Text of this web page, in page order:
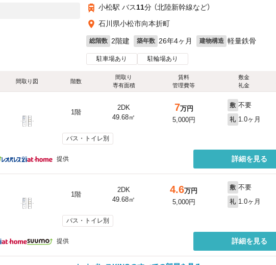
小松駅 バス11分 （北陸新幹線など）
石川県小松市向本折町
総階数 2階建 築年数 26年4ヶ月 建物構造 軽量鉄骨
駐車場あり 駐輪場あり
間取り図 階数
間取り
専有面積
賃料
管理費等
敷金
礼金
1階
2DK
49.68㎡
7万円
5,000円
敷 不要
礼 1.0ヶ月
バス・トイレ別
提供 詳細を見る
1階
2DK
49.68㎡
4.6万円
5,000円
敷 不要
礼 1.0ヶ月
バス・トイレ別
提供 詳細を見る